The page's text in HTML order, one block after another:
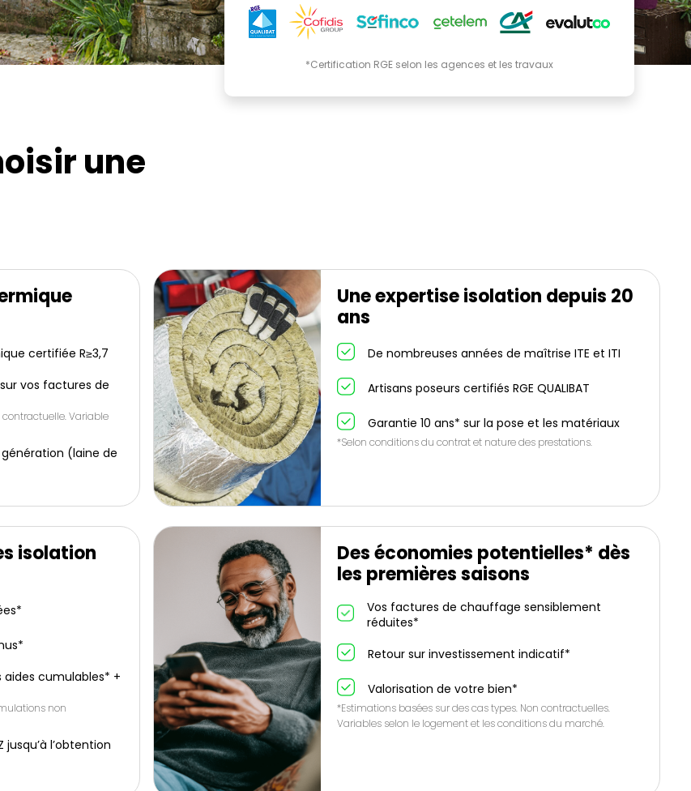
*Certification RGE selon les agences et les travaux
une
certifiée R≥3,7
vos factures de
Variable
(laine de
Une expertise isolation depuis 20
ans
De nombreuses années de maîtrise ITE et ITI
Artisans poseurs certifiés RGE QUALIBAT
Garantie 10 ans* sur la pose et les matériaux
*Selon conditions du contrat et nature des prestations.
isolation
cumulables* +
non
l’obtention
Des économies potentielles* dès
les premières saisons
Vos factures de chauffage sensiblement
réduites*
Retour sur investissement indicatif*
Valorisation de votre bien*
*Estimations basées sur des cas types. Non contractuelles.
Variables selon le logement et les conditions du marché.